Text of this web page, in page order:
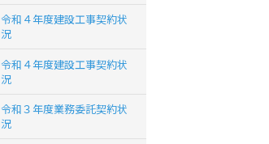
令和４年度建設工事契約状
況
令和４年度建設工事契約状
況
令和３年度業務委託契約状
況